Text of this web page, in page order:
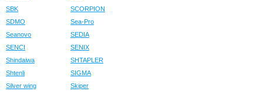
SBK
SCORPION
SDMO
Sea-Pro
Seanovo
SEDIA
SENCI
SENIX
Shindaiwa
SHTAPLER
Shtenli
SIGMA
Silver wing
Skiper